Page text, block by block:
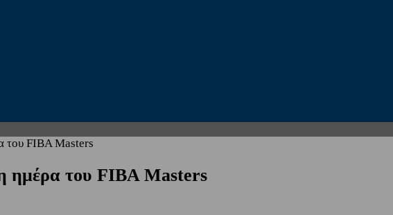
του FIBA Masters
ημέρα του FIBA Masters